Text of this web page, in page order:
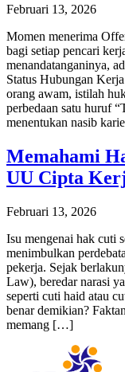
Februari 13, 2026
Momen menerima
bagi setiap pencari
menandatanganinya,
Status Hubungan
orang awam, istilah
perbedaan satu huruf
menentukan nasib
Memahami
UU Cipta
Februari 13, 2026
Isu mengenai hak cuti
menimbulkan
pekerja. Sejak
Law), beredar narasi
seperti cuti haid atau
benar demikian?
memang […]